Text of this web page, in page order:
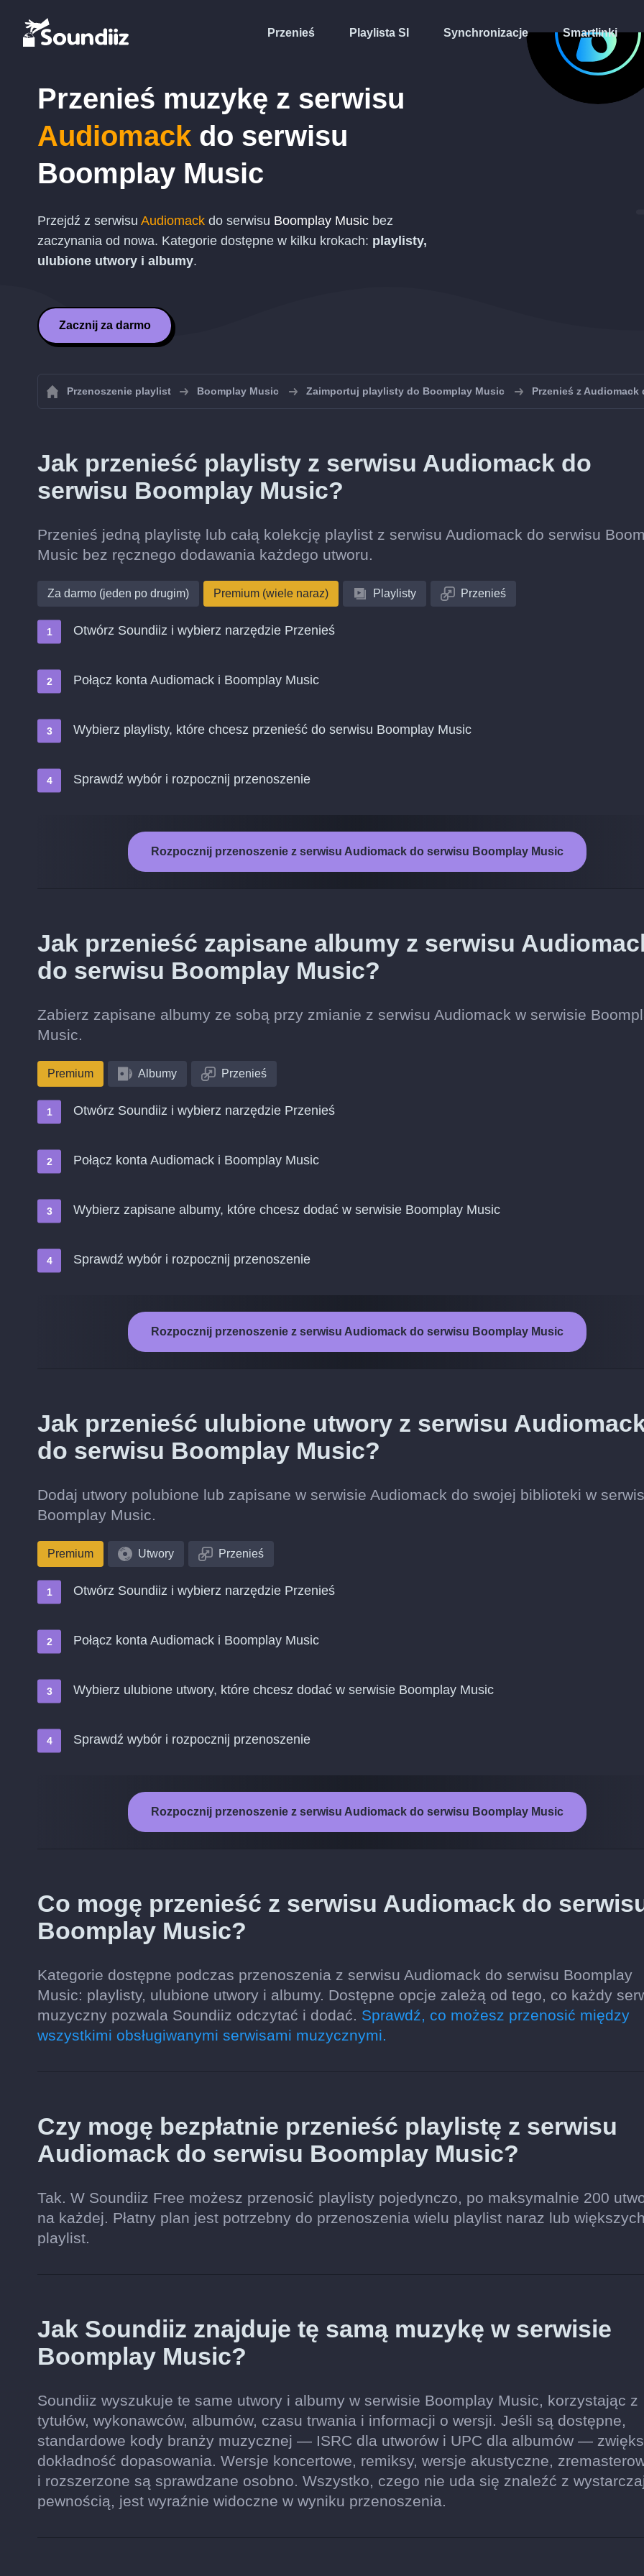
Przenieś Playlista SI Synchronizacje Smartlinki
Przenieś muzykę z serwisu
Audiomack do serwisu
Boomplay Music
Przejdź z serwisu Audiomack do serwisu Boomplay Music bez
zaczynania od nowa. Kategorie dostępne w kilku krokach: playlisty,
ulubione utwory i albumy.
Zacznij za darmo
Przenoszenie playlist Boomplay Music Zaimportuj playlisty do Boomplay Music Przenieś z
Jak przenieść playlisty z serwisu Audiomack do
serwisu Boomplay Music?
Przenieś jedną playlistę lub całą kolekcję playlist z serwisu Audiomack do serwisu
Music bez ręcznego dodawania każdego utworu.
Za darmo (jeden po drugim) Premium (wiele naraz) Playlisty Przenieś
Otwórz Soundiiz i wybierz narzędzie Przenieś
Połącz konta Audiomack i Boomplay Music
Wybierz playlisty, które chcesz przenieść do serwisu Boomplay Music
Sprawdź wybór i rozpocznij przenoszenie
Rozpocznij przenoszenie z serwisu Audiomack do serwisu Boomplay Music
Jak przenieść zapisane albumy z serwisu
do serwisu Boomplay Music?
Zabierz zapisane albumy ze sobą przy zmianie z serwisu Audiomack w serwisie
Music.
Premium Albumy Przenieś
Otwórz Soundiiz i wybierz narzędzie Przenieś
Połącz konta Audiomack i Boomplay Music
Wybierz zapisane albumy, które chcesz dodać w serwisie Boomplay Music
Sprawdź wybór i rozpocznij przenoszenie
Rozpocznij przenoszenie z serwisu Audiomack do serwisu Boomplay Music
Jak przenieść ulubione utwory z serwisu
do serwisu Boomplay Music?
Dodaj utwory polubione lub zapisane w serwisie Audiomack do swojej biblioteki w
Boomplay Music.
Premium Utwory Przenieś
Otwórz Soundiiz i wybierz narzędzie Przenieś
Połącz konta Audiomack i Boomplay Music
Wybierz ulubione utwory, które chcesz dodać w serwisie Boomplay Music
Sprawdź wybór i rozpocznij przenoszenie
Rozpocznij przenoszenie z serwisu Audiomack do serwisu Boomplay Music
Co mogę przenieść z serwisu Audiomack do
Boomplay Music?
Kategorie dostępne podczas przenoszenia z serwisu Audiomack do serwisu Boomplay
Music: playlisty, ulubione utwory i albumy. Dostępne opcje zależą od tego, co każdy
muzyczny pozwala Soundiiz odczytać i dodać. Sprawdź, co możesz przenosić między
wszystkimi obsługiwanymi serwisami muzycznymi.
Czy mogę bezpłatnie przenieść playlistę z serwisu
Audiomack do serwisu Boomplay Music?
Tak. W Soundiiz Free możesz przenosić playlisty pojedynczo, po maksymalnie 200
na każdej. Płatny plan jest potrzebny do przenoszenia wielu playlist naraz lub
playlist.
Jak Soundiiz znajduje tę samą muzykę w serwisie
Boomplay Music?
Soundiiz wyszukuje te same utwory i albumy w serwisie Boomplay Music, korzystając z
tytułów, wykonawców, albumów, czasu trwania i informacji o wersji. Jeśli są dostępne,
standardowe kody branży muzycznej — ISRC dla utworów i UPC dla albumów —
dokładność dopasowania. Wersje koncertowe, remiksy, wersje akustyczne,
i rozszerzone są sprawdzane osobno. Wszystko, czego nie uda się znaleźć z
pewnością, jest wyraźnie widoczne w wyniku przenoszenia.